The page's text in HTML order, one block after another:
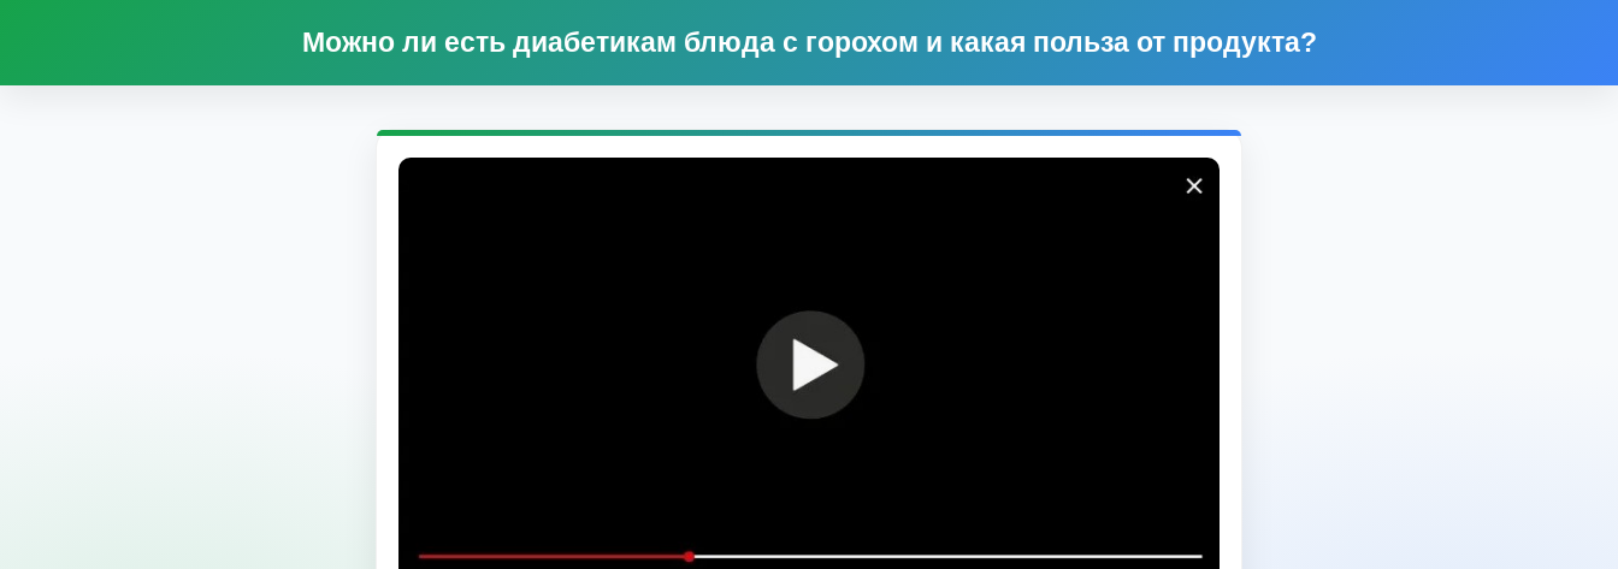
Можно ли есть диабетикам блюда с горохом и какая польза от продукта?